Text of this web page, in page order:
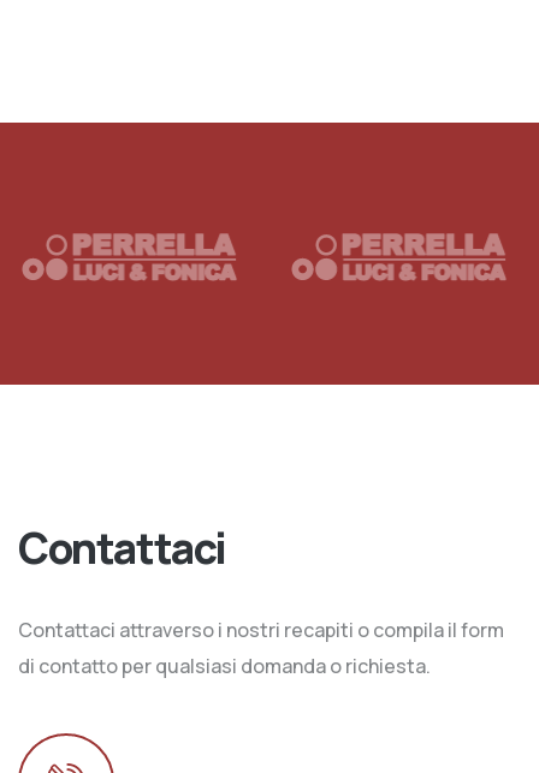
Contattaci
Contattaci attraverso i nostri recapiti o compila il form
di contatto per qualsiasi domanda o richiesta.